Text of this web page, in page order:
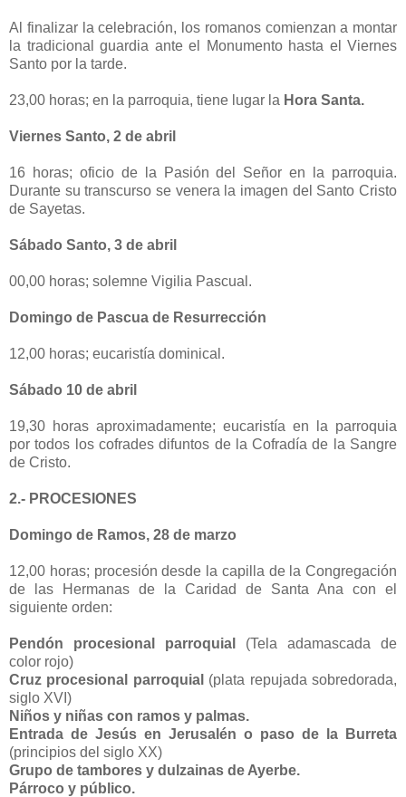
Al finalizar la celebración, los romanos comienzan a montar
la tradicional guardia ante el Monumento hasta el Viernes
Santo por la tarde.
23,00 horas; en la parroquia, tiene lugar la Hora Santa.
Viernes Santo, 2 de abril
16 horas; oficio de la Pasión del Señor en la parroquia.
Durante su transcurso se venera la imagen del Santo Cristo
de Sayetas.
Sábado Santo, 3 de abril
00,00 horas; solemne Vigilia Pascual.
Domingo de Pascua de Resurrección
12,00 horas; eucaristía dominical.
Sábado 10 de abril
19,30 horas aproximadamente; eucaristía en la parroquia
por todos los cofrades difuntos de la Cofradía de la Sangre
de Cristo.
2.- PROCESIONES
Domingo de Ramos, 28 de marzo
12,00 horas; procesión desde la capilla de la Congregación
de las Hermanas de la Caridad de Santa Ana con el
siguiente orden:
Pendón procesional parroquial
(Tela adamascada de
color rojo)
Cruz procesional parroquial (plata repujada sobredorada,
siglo XVI)
Niños y niñas con ramos y palmas.
Entrada de Jesús en Jerusalén o paso de la Burreta
(principios del siglo XX)
Grupo de tambores y dulzainas de Ayerbe.
Párroco y público.